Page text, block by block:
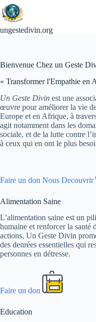
Passer
au
contenu
ungestedivin.org
Bienvenue Chez un Geste
« Transformer l'Empathie en
Un Geste Divin est une
œuvre pour améliorer la vie
Europe et en Afrique, à
agit notamment dans les
sociale, et de la lutte contre
à ceux qui en ont le plus
Faire un don Nous Decouvrir
Alimentation Saine
L’alimentation saine est un
humaine et renforcer la santé
actions, Un Geste Divin
des denrées essentielles qui
personnes en détresse.
Faire un don
Education